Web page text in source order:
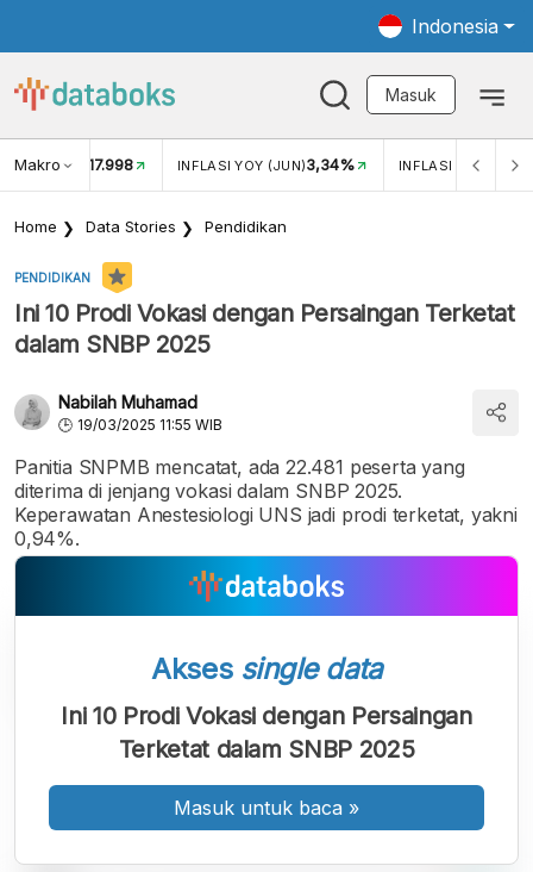
Indonesia
Masuk
Makro
USD/IDR 17.998 INFLASI YOY (JUN)3,34% INFLASI MOM
Home Data Stories Pendidikan
PENDIDIKAN
Ini 10 Prodi Vokasi dengan Persaingan Terketat
dalam SNBP 2025
Nabilah Muhamad
19/03/2025 11:55 WIB
Panitia SNPMB mencatat, ada 22.481 peserta yang
diterima di jenjang vokasi dalam SNBP 2025.
Keperawatan Anestesiologi UNS jadi prodi terketat, yakni
0,94%.
Akses single data
Ini 10 Prodi Vokasi dengan Persaingan
Terketat dalam SNBP 2025
Masuk untuk baca »